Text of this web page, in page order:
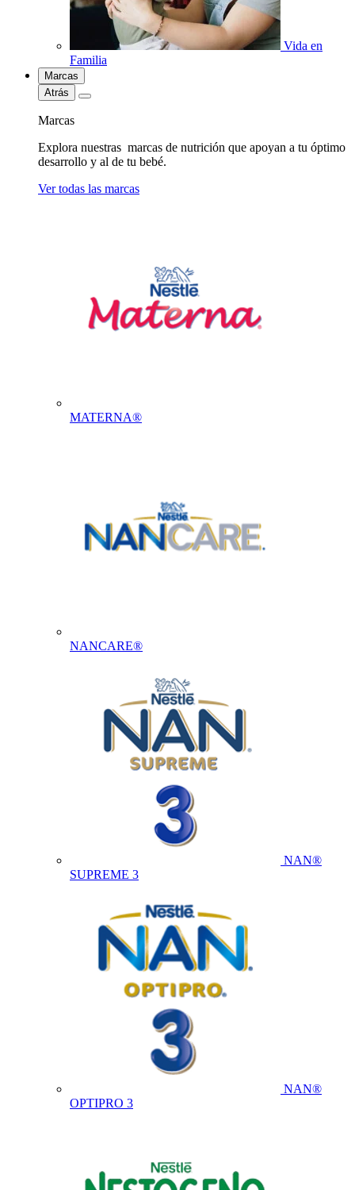
Vida en
Familia
Marcas
Atrás
Marcas
Explora nuestras marcas de nutrición que apoyan a tu óptimo
desarrollo y al de tu bebé.
Ver todas las marcas
MATERNA®
NANCARE®
NAN®
SUPREME 3
NAN®
OPTIPRO 3